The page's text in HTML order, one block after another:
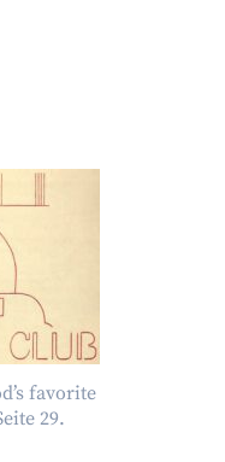
favorite
29.